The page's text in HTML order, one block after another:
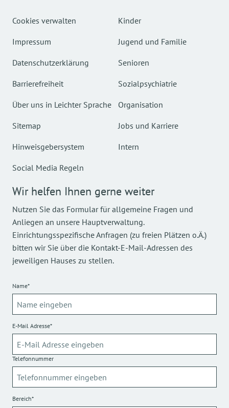
Cookies verwalten
Impressum
Datenschutzerklärung
Barrierefreiheit
Über uns in Leichter Sprache
Sitemap
Hinweisgebersystem
Social Media Regeln
Kinder
Jugend und Familie
Senioren
Sozialpsychiatrie
Organisation
Jobs und Karriere
Intern
Wir helfen Ihnen gerne weiter
Nutzen Sie das Formular für allgemeine Fragen und
Anliegen an unsere Hauptverwaltung.
Einrichtungsspezifische Anfragen (zu freien Plätzen o.Ä.)
bitten wir Sie über die Kontakt-E-Mail-Adressen des
jeweiligen Hauses zu stellen.
Name*
E-Mail Adresse*
Telefonnummer
Bereich*